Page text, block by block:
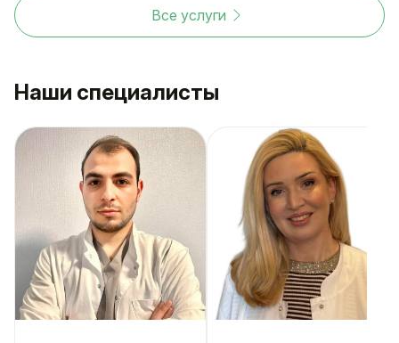
Все услуги
Наши специалисты